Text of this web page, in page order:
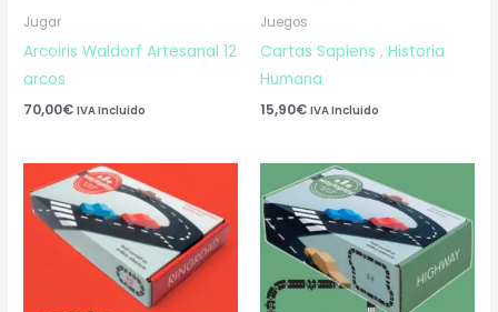
Jugar
Arcoiris Waldorf Artesanal 12
arcos
70,00€ IVA Incluido
Juegos
Cartas Sapiens , Historia
Humana
15,90€ IVA Incluido